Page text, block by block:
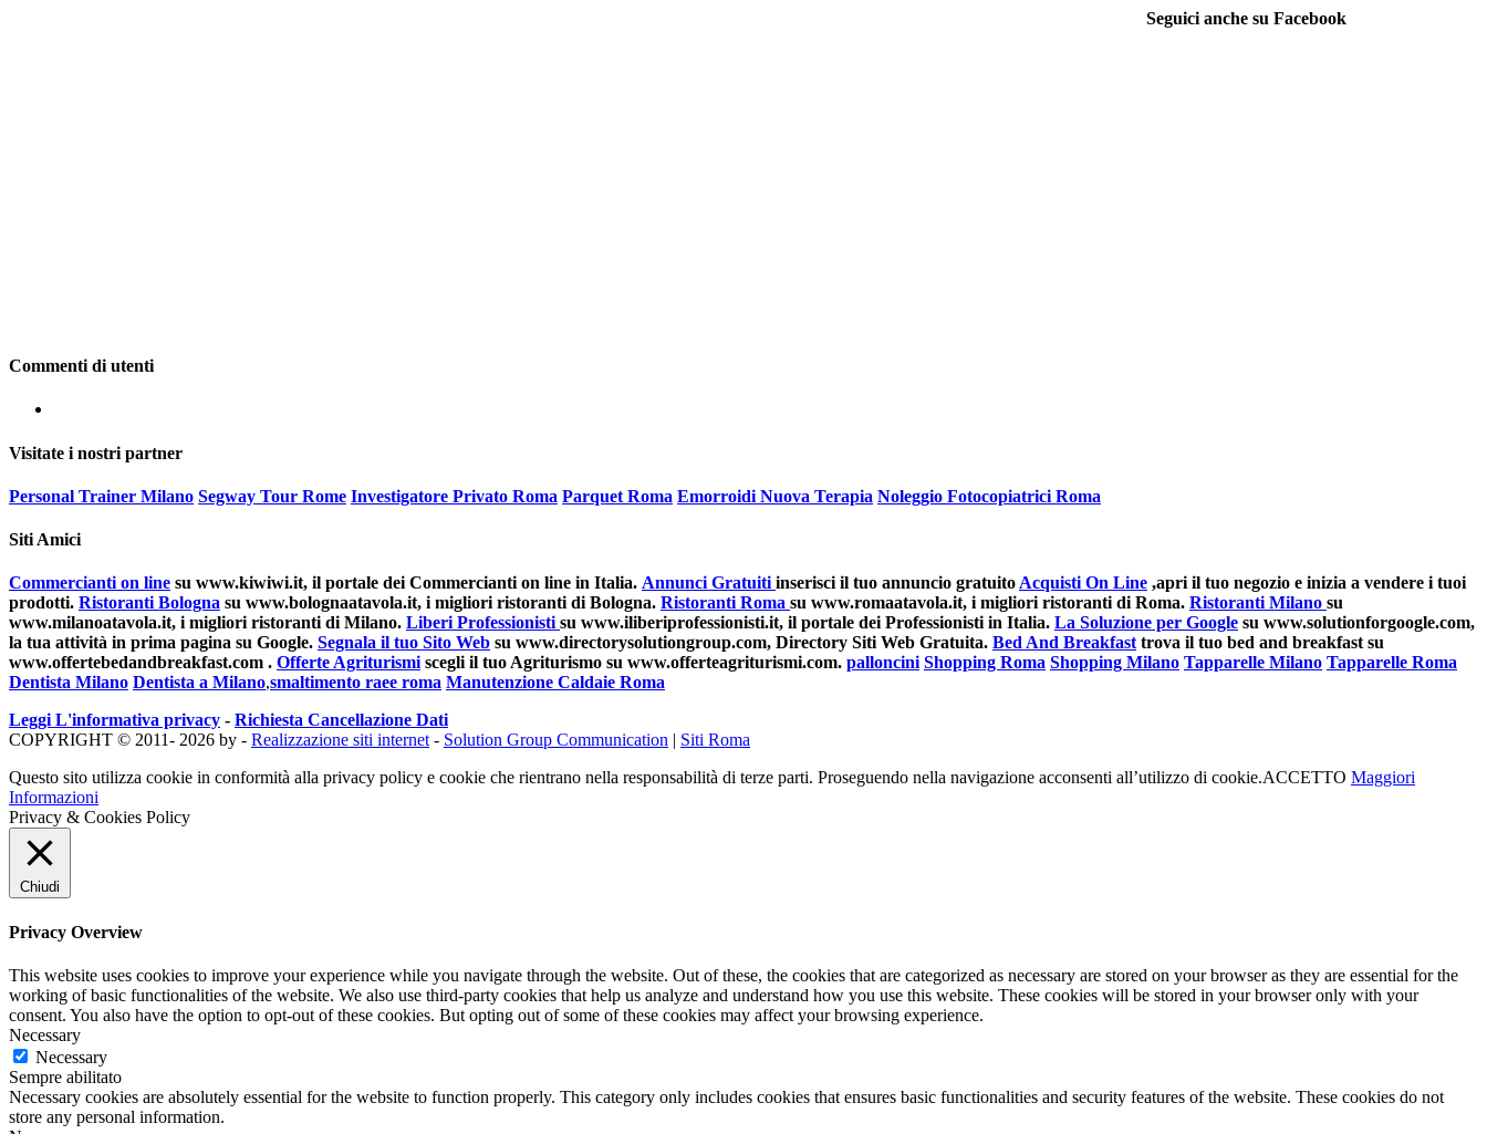
Seguici anche su Facebook
Commenti di utenti
Visitate i nostri partner
Personal Trainer Milano Segway Tour Rome Investigatore Privato Roma Parquet Roma Emorroidi Nuova Terapia Noleggio Fotocopiatrici Roma
Siti Amici
Commercianti on line su www.kiwiwi.it, il portale dei Commercianti on line in Italia. Annunci Gratuitiinserisci il tuo annuncio gratuitoAcquisti On Line ,apri il tuo negozio e inizia a vendere i tuoi
prodotti. Ristoranti Bologna su www.bolognaatavola.it, i migliori ristoranti di Bologna. Ristoranti Roma su www.romaatavola.it, i migliori ristoranti di Roma. Ristoranti Milano su
www.milanoatavola.it, i migliori ristoranti di Milano. Liberi Professionistisu www.iliberiprofessionisti.it, il portale dei Professionisti in Italia. La Soluzione per Google su www.solutionforgoogle.com,
la tua attività in prima pagina su Google. Segnala il tuo Sito Web su www.directorysolutiongroup.com, Directory Siti Web Gratuita. Bed And Breakfasttrova il tuo bed and breakfast su
www.offertebedandbreakfast.com . Offerte Agriturismiscegli il tuo Agriturismo su www.offerteagriturismi.com. palloncini Shopping Roma Shopping Milano Tapparelle Milano Tapparelle Roma
Dentista Milano Dentista a Milano,smaltimento raee roma Manutenzione Caldaie Roma
Leggi L'informativa privacy - Richiesta Cancellazione Dati
COPYRIGHT © 2011- 2026 by - Realizzazione siti internet- Solution Group Communication | Siti Roma
Questo sito utilizza cookie in conformità alla privacy policy e cookie che rientrano nella responsabilità di terze parti. Proseguendo nella navigazione acconsenti all’utilizzo di cookie.ACCETTO Maggiori
Informazioni
Privacy & Cookies Policy
Chiudi
Privacy Overview
This website uses cookies to improve your experience while you navigate through the website. Out of these, the cookies that are categorized as necessary are stored on your browser as they are essential for the
working of basic functionalities of the website. We also use third-party cookies that help us analyze and understand how you use this website. These cookies will be stored in your browser only with your
consent. You also have the option to opt-out of these cookies. But opting out of some of these cookies may affect your browsing experience.
Necessary
Necessary
Sempre abilitato
Necessary cookies are absolutely essential for the website to function properly. This category only includes cookies that ensures basic functionalities and security features of the website. These cookies do not
store any personal information.